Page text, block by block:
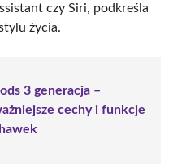
czy Siri, podkreśla
życia.
3 generacja –
cechy i funkcje